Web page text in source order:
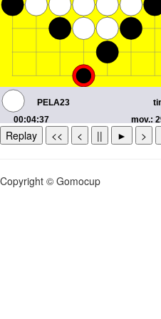
Replay << < || ► >
Copyright © Gomocup